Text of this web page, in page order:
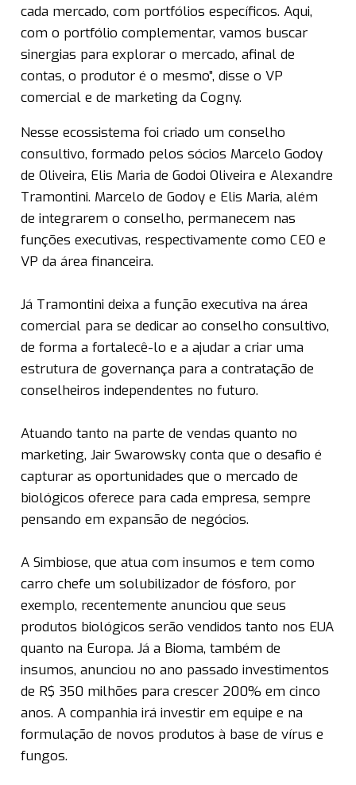
cada mercado, com portfólios específicos. Aqui,
com o portfólio complementar, vamos buscar
sinergias para explorar o mercado, afinal de
contas, o produtor é o mesmo”, disse o VP
comercial e de marketing da Cogny.
Nesse ecossistema foi criado um conselho
consultivo, formado pelos sócios Marcelo Godoy
de Oliveira, Elis Maria de Godoi Oliveira e Alexandre
Tramontini. Marcelo de Godoy e Elis Maria, além
de integrarem o conselho, permanecem nas
funções executivas, respectivamente como CEO e
VP da área financeira.
Já Tramontini deixa a função executiva na área
comercial para se dedicar ao conselho consultivo,
de forma a fortalecê-lo e a ajudar a criar uma
estrutura de governança para a contratação de
conselheiros independentes no futuro.
Atuando tanto na parte de vendas quanto no
marketing, Jair Swarowsky conta que o desafio é
capturar as oportunidades que o mercado de
biológicos oferece para cada empresa, sempre
pensando em expansão de negócios.
A Simbiose, que atua com insumos e tem como
carro chefe um solubilizador de fósforo, por
exemplo, recentemente anunciou que seus
produtos biológicos serão vendidos tanto nos EUA
quanto na Europa. Já a Bioma, também de
insumos, anunciou no ano passado investimentos
de R$ 350 milhões para crescer 200% em cinco
anos. A companhia irá investir em equipe e na
formulação de novos produtos à base de vírus e
fungos.